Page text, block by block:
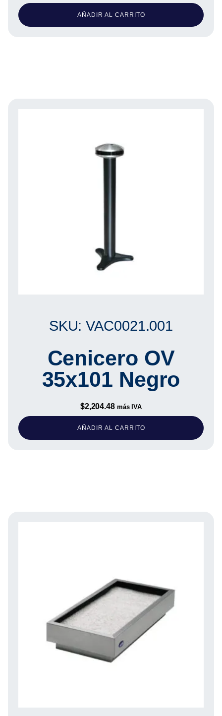
AÑADIR AL CARRITO
SKU: VAC0021.001
Cenicero OV
35x101 Negro
$2,204.48 más IVA
AÑADIR AL CARRITO